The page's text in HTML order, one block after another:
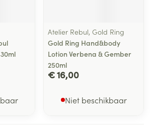
Atelier Rebul, Gold Ring
Gold Ring Hand&body
Lotion Verbena & Gember
250ml
€ 16,00
Niet beschikbaar